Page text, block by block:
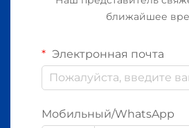
ближайшее
Электронная почта
Мобильный/WhatsApp